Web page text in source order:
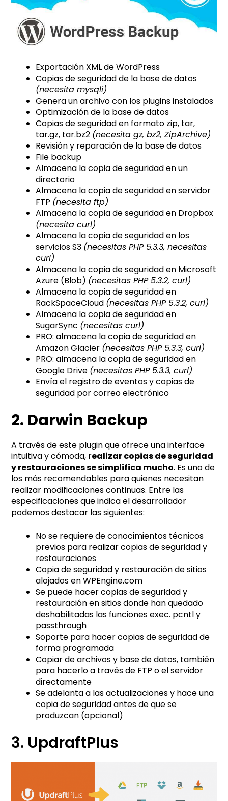
Exportación XML de WordPress
Copias de seguridad de la base de datos
(necesita mysqli)
Genera un archivo con los plugins instalados
Optimización de la base de datos
Copias de seguridad en formato zip, tar,
tar.gz, tar.bz2 (necesita gz, bz2, ZipArchive)
Revisión y reparación de la base de datos
File backup
Almacena la copia de seguridad en un
directorio
Almacena la copia de seguridad en servidor
FTP (necesita ftp)
Almacena la copia de seguridad en Dropbox
(necesita curl)
Almacena la copia de seguridad en los
servicios S3 (necesitas PHP 5.3.3, necesitas
curl)
Almacena la copia de seguridad en Microsoft
Azure (Blob) (necesitas PHP 5.3.2, curl)
Almacena la copia de seguridad en
RackSpaceCloud (necesitas PHP 5.3.2, curl)
Almacena la copia de seguridad en
SugarSync (necesitas curl)
PRO: almacena la copia de seguridad en
Amazon Glacier (necesitas PHP 5.3.3, curl)
PRO: almacena la copia de seguridad en
Google Drive (necesitas PHP 5.3.3, curl)
Envía el registro de eventos y copias de
seguridad por correo electrónico
2. Darwin Backup
A través de este plugin que ofrece una interface
intuitiva y cómoda, realizar copias de seguridad
y restauraciones se simplifica mucho. Es uno de
los más recomendables para quienes necesitan
realizar modificaciones continuas. Entre las
especificaciones que indica el desarrollador
podemos destacar las siguientes:
No se requiere de conocimientos técnicos
previos para realizar copias de seguridad y
restauraciones
Copia de seguridad y restauración de sitios
alojados en WPEngine.com
Se puede hacer copias de seguridad y
restauración en sitios donde han quedado
deshabilitadas las funciones exec. pcntl y
passthrough
Soporte para hacer copias de seguridad de
forma programada
Copiar de archivos y base de datos, también
para hacerlo a través de FTP o el servidor
directamente
Se adelanta a las actualizaciones y hace una
copia de seguridad antes de que se
produzcan (opcional)
3. UpdraftPlus